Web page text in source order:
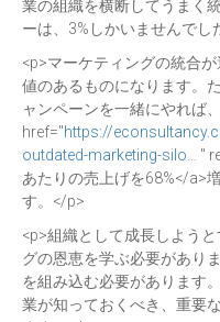
業の組織を横断してうまく
ーは、3%しかいませんでし
<p>マーケティングの統合
値のあるものになります。
ャンペーンを一緒にやれば
href="https://
outdated-marketing-silo…
"
あたりの売上げを68%</a>
す。</p>
<p>組織として成長しよう
グの恩恵を学ぶ必要があり
を組み込む必要があります
業が知っておくべき、重要